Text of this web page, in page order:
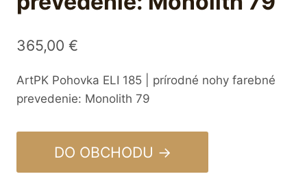
365,00 €
ArtPK Pohovka ELI 185 | prírodné nohy farebné
prevedenie: Monolith 79
DO OBCHODU →